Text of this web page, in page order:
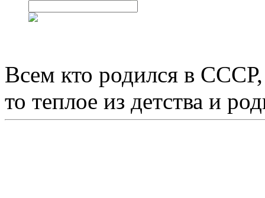
Всем кто родился в
то теплое из детства и